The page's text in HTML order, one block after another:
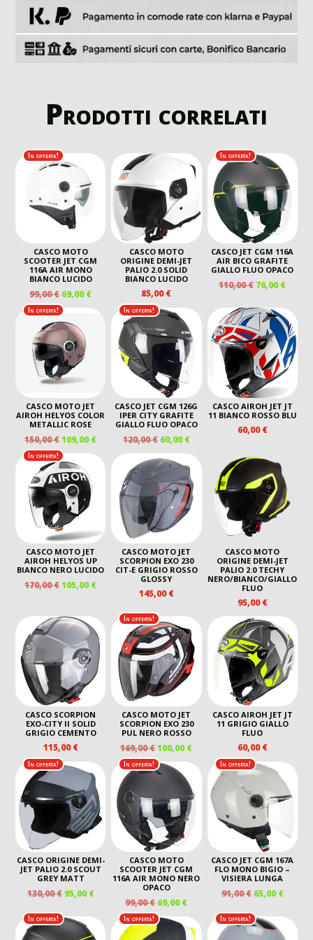
Prodotti correlati
In offerta!
CASCO MOTO
SCOOTER JET CGM
116A AIR MONO
BIANCO LUCIDO
99,00€ IL
PREZZO
ORIGINALE
ERA:
99,00 €.
69,00€IL
PREZZO
ATTUALE
69,00 €.
CASCO MOTO
ORIGINE DEMI-JET
PALIO 2.0 SOLID
BIANCO LUCIDO
85,00€
In offerta!
CASCO JET CGM 116A
AIR BICO GRAFITE
GIALLO FLUO OPACO
110,00€ IL
ORIGINALE
ERA:
110,00 €.
76,00€IL
È:
76,00
In offerta!
CASCO MOTO JET
AIROH HELYOS COLOR
METALLIC ROSE
150,00€IL
PREZZO
ORIGINALE
ERA:
150,00 €.
109,00€IL
PREZZO
ATTUALE
109,00 €.
In offerta!
CASCO JET CGM 126G
IPER CITY GRAFITE
GIALLO FLUO OPACO
120,00€ IL
PREZZO
ORIGINALE
ERA:
120,00 €.
60,00€IL
ATTUALE
È:
60,00 €.
CASCO AIROH JET JT
11 BIANCO ROSSO BLU
60,00€
In offerta!
CASCO MOTO JET
AIROH HELYOS UP
BIANCO NERO LUCIDO
170,00€IL
ERA:
170,00 €.
105,00€IL
È:
105,00 €.
CASCO MOTO JET
SCORPION EXO 230
CIT-E GRIGIO ROSSO
GLOSSY
145,00€
CASCO MOTO
ORIGINE DEMI-JET
PALIO 2.0 TECHY
NERO/BIANCO/GIALLO
FLUO
95,00€
CASCO SCORPION
EXO-CITY II SOLID
GRIGIO CEMENTO
115,00€
In offerta!
CASCO MOTO JET
SCORPION EXO 230
PUL NERO ROSSO
169,00€IL
PREZZO
ORIGINALE
169,00 €.
100,00€IL
PREZZO
ATTUALE
100,00 €.
CASCO AIROH JET JT
11 GRIGIO GIALLO
FLUO
60,00€
In offerta!
CASCO ORIGINE DEMI-
JET PALIO 2.0 SCOUT
GREY MATT
130,00€ IL
ORIGINALE
ERA:
95,00€IL
PREZZO
ATTUALE
In offerta!
CASCO MOTO
SCOOTER JET CGM
116A AIR MONO NERO
OPACO
99,00€ IL
PREZZO
ORIGINALE
69,00€IL
PREZZO
ATTUALE
In offerta!
CASCO JET CGM 167A
FLO MONO BIGIO –
VISIERA LUNGA
91,00€ IL
ORIGINALE
ERA:
65,00€IL
In offerta! In offerta! In offerta!